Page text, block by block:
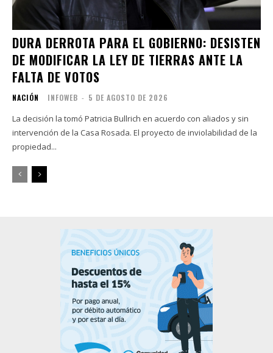
DURA DERROTA PARA EL GOBIERNO: DESISTEN
DE MODIFICAR LA LEY DE TIERRAS ANTE LA
FALTA DE VOTOS
NACIÓN INFOWEB - 5 DE AGOSTO DE 2026
La decisión la tomó Patricia Bullrich en acuerdo con aliados y sin
intervención de la Casa Rosada. El proyecto de inviolabilidad de la
propiedad...